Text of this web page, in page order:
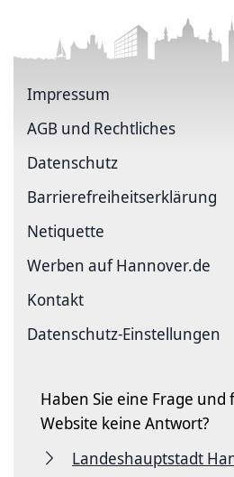
Impressum
AGB und Rechtliches
Datenschutz
Barriere­freiheits­erklärung
Netiquette
Werben auf Hannover.de
Kontakt
Datenschutz-Einstellungen
Haben Sie eine Frage
Website keine Antwort?
Landeshauptstadt